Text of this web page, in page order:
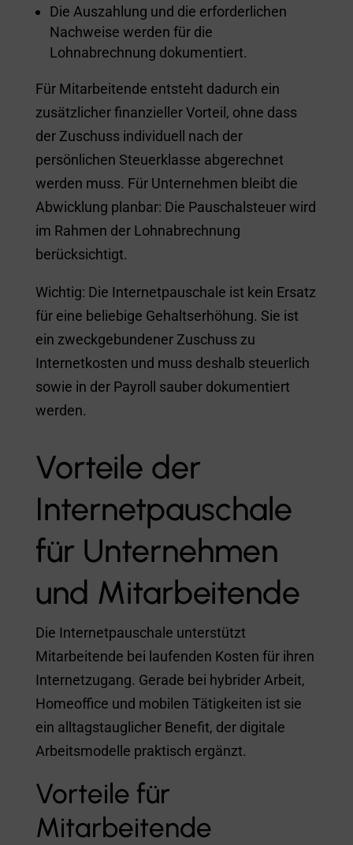
Die Auszahlung und die erforderlichen
Nachweise werden für die
Lohnabrechnung dokumentiert.
Für Mitarbeitende entsteht dadurch ein
zusätzlicher finanzieller Vorteil, ohne dass
der Zuschuss individuell nach der
persönlichen Steuerklasse abgerechnet
werden muss. Für Unternehmen bleibt die
Abwicklung planbar: Die Pauschalsteuer wird
im Rahmen der Lohnabrechnung
berücksichtigt.
Wichtig: Die Internetpauschale ist kein Ersatz
für eine beliebige Gehaltserhöhung. Sie ist
ein zweckgebundener Zuschuss zu
Internetkosten und muss deshalb steuerlich
sowie in der Payroll sauber dokumentiert
werden.
Vorteile der
Internetpauschale
für Unternehmen
und Mitarbeitende
Die Internetpauschale unterstützt
Mitarbeitende bei laufenden Kosten für ihren
Internetzugang. Gerade bei hybrider Arbeit,
Homeoffice und mobilen Tätigkeiten ist sie
ein alltagstauglicher Benefit, der digitale
Arbeitsmodelle praktisch ergänzt.
Vorteile für
Mitarbeitende